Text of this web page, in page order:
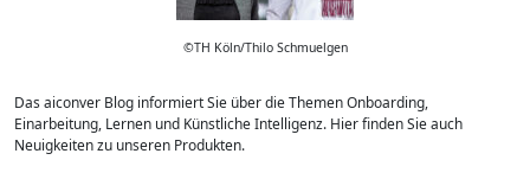
©TH Köln/Thilo Schmuelgen
Das aiconver Blog informiert Sie über die Themen Onboarding,
Einarbeitung, Lernen und Künstliche Intelligenz. Hier finden Sie auch
Neuigkeiten zu unseren Produkten.